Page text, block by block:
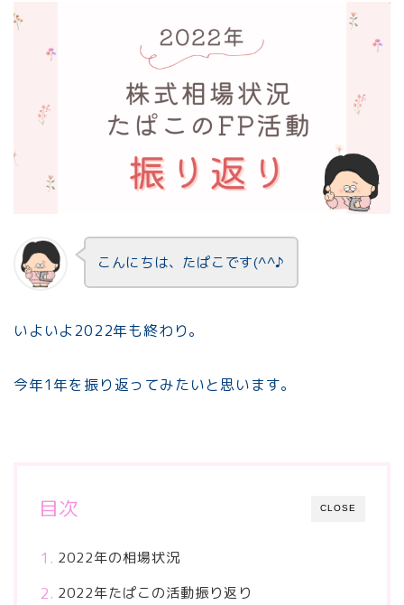
こんにちは、たぱこです(^^♪
いよいよ2022年も終わり。
今年1年を振り返ってみたいと思います。
CLOSE
目次
2022年の相場状況
2022年たぱこの活動振り返り